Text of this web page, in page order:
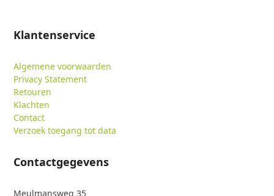
Klantenservice
Algemene voorwaarden
Privacy Statement
Retouren
Klachten
Contact
Verzoek toegang tot data
Contactgegevens
Meulmansweg 35